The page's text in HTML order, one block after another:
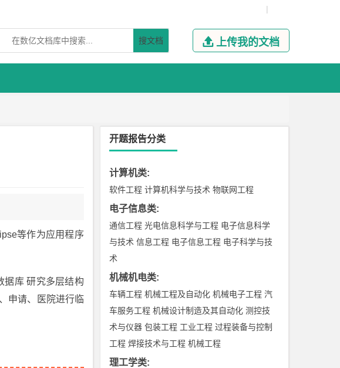
|
搜文档  上传我的文档
等作为应用程序
据库 研究多层结构
申请、医院进行临
开题报告分类
计算机类:
软件工程 计算机科学与技术 物联网工程
电子信息类:
通信工程 光电信息科学与工程 电子信息科学
与技术 信息工程 电子信息工程 电子科学与技
术
机械机电类:
车辆工程 机械工程及自动化 机械电子工程 汽
车服务工程 机械设计制造及其自动化 测控技
术与仪器 包装工程 工业工程 过程装备与控制
工程 焊接技术与工程 机械工程
理工学类: